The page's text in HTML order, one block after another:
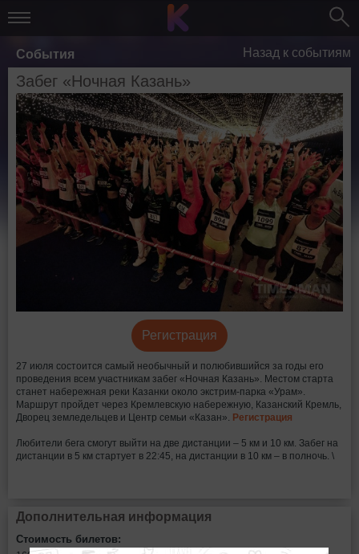
События Назад к событиям
Забег «Ночная Казань»
Регистрация
27 июля состоится самый необычный и полюбившийся за годы его
проведения всем участникам забег «Ночная Казань». Местом старта
станет набережная реки Казанки около экстрим-парка «Урам».
Маршрут пройдет через Кремлевскую набережную, Казанский Кремль,
Дворец земледельцев и Центр семьи «Казан». Регистрация
Любители бега смогут выйти на две дистанции – 5 км и 10 км. Забег на
дистанции в 5 км стартует в 22:45, на дистанции в 10 км – в полночь. \
Дополнительная информация
Стоимость билетов: